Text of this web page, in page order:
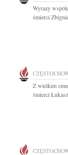
Wyrazy
śmierci
Z wielkim
śmierci